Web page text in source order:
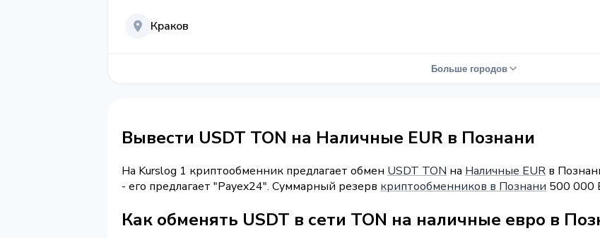
Краков
Больше городов
Вывести USDT TON на Наличные EUR в Познани
На Kurslog 1 криптообменник предлагает обмен USDT TON на Наличные EUR в
- его предлагает "Payex24". Суммарный резерв криптообменников в Познани 500 000
Как обменять USDT в сети TON на наличные евро в